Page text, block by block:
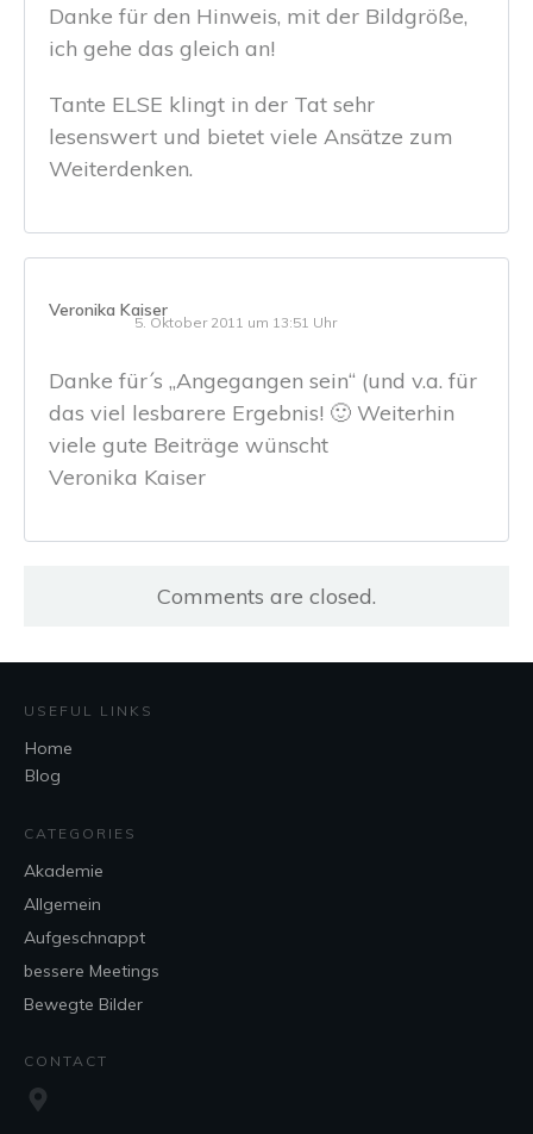
Danke für den Hinweis, mit der Bildgröße,
ich gehe das gleich an!
Tante ELSE klingt in der Tat sehr
lesenswert und bietet viele Ansätze zum
Weiterdenken.
Veronika Kaiser
5. Oktober 2011 um 13:51 Uhr
Danke für´s „Angegangen sein“ (und v.a. für
das viel lesbarere Ergebnis! 🙂 Weiterhin
viele gute Beiträge wünscht
Veronika Kaiser
Comments are closed.
USEFUL LINKS
Home
Blog
CATEGORIES
Akademie
Allgemein
Aufgeschnappt
bessere Meetings
Bewegte Bilder
CONTACT